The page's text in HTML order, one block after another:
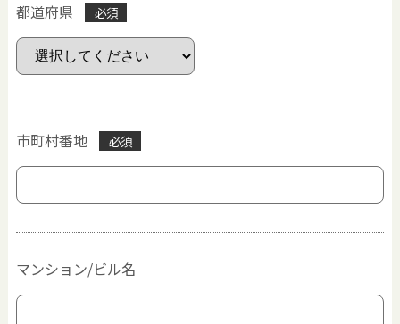
都道府県 必須
市町村番地 必須
マンション/ビル名